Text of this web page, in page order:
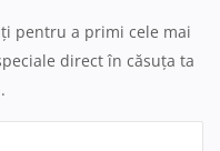
pentru a primi cele mai
direct în căsuța ta